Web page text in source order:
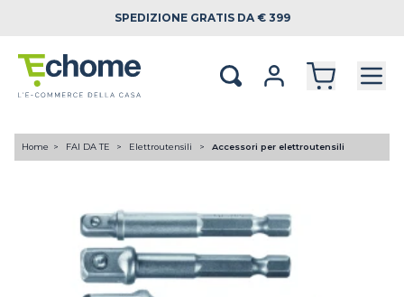
SPEDIZIONE GRATIS DA € 399
Home FAI DA TE Elettroutensili Accessori per elettroutensili